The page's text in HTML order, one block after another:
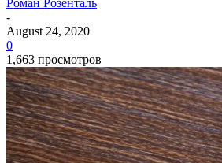
-
August 24, 2020
0
1,663 просмотров